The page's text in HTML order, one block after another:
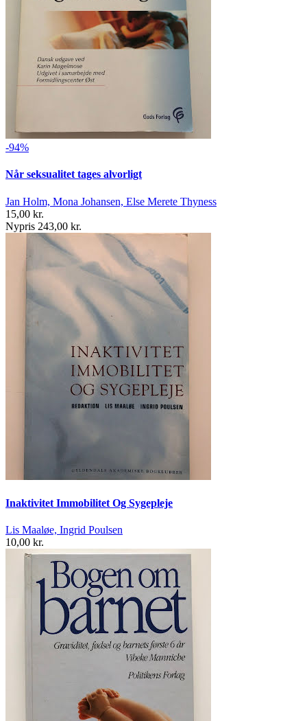
-94%
Når seksualitet tages alvorligt
Jan Holm, Mona Johansen, Else Merete Thyness
15,00 kr.
Nypris 243,00 kr.
Inaktivitet Immobilitet Og Sygepleje
Lis Maaløe, Ingrid Poulsen
10,00 kr.